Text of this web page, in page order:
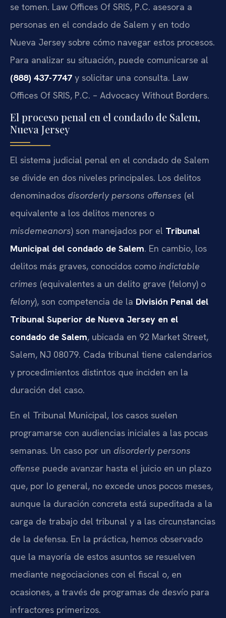
se tomen. Law Offices Of SRIS, P.C. asesora a
personas en el condado de Salem y en todo
Nueva Jersey sobre cómo navegar estos procesos.
Para analizar su situación, puede comunicarse al
(888) 437-7747 y solicitar una consulta. Law
Offices Of SRIS, P.C. – Advocacy Without Borders.
El proceso penal en el condado de Salem,
Nueva Jersey
El sistema judicial penal en el condado de Salem
se divide en dos niveles principales. Los delitos
denominados disorderly persons offenses (el
equivalente a los delitos menores o
misdemeanors) son manejados por el Tribunal
Municipal del condado de Salem. En cambio, los
delitos más graves, conocidos como indictable
crimes (equivalentes a un delito grave (felony) o
felony), son competencia de la División Penal del
Tribunal Superior de Nueva Jersey en el
condado de Salem, ubicada en 92 Market Street,
Salem, NJ 08079. Cada tribunal tiene calendarios
y procedimientos distintos que inciden en la
duración del caso.
En el Tribunal Municipal, los casos suelen
programarse con audiencias iniciales a las pocas
semanas. Un caso por un disorderly persons
offense puede avanzar hasta el juicio en un plazo
que, por lo general, no excede unos pocos meses,
aunque la duración concreta está supeditada a la
carga de trabajo del tribunal y a las circunstancias
de la defensa. En la práctica, hemos observado
que la mayoría de estos asuntos se resuelven
mediante negociaciones con el fiscal o, en
ocasiones, a través de programas de desvío para
infractores primerizos.